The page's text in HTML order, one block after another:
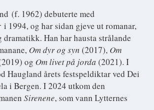
(f. 1962) debuterte med
i 1994, og har sidan gjeve ut romanar,
Han har hausta strålande
Om dyr og syn (2017), Om
og Om livet på jorda (2021). I
Haugland årets festspeldiktar ved Dei
i Bergen. I 2024 utkom den
Sirenene, som vann Lytternes